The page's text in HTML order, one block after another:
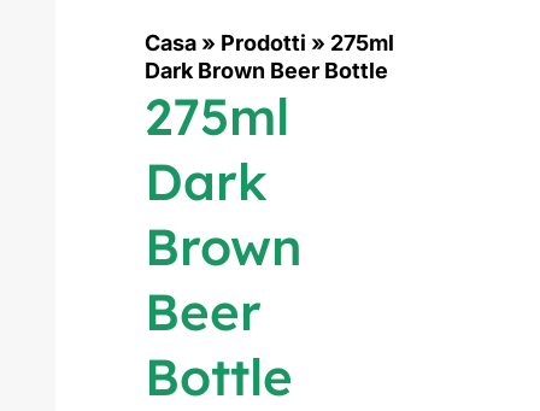
Casa » Prodotti » 275ml
Dark Brown Beer Bottle
275ml
Dark
Brown
Beer
Bottle